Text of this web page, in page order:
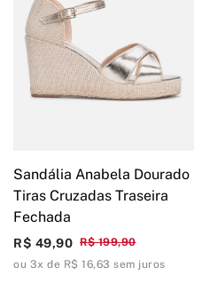
Sandália Anabela Dourado
Tiras Cruzadas Traseira
Fechada
R$ 199,90
R$ 49,90
ou 3x de R$ 16,63 sem juros